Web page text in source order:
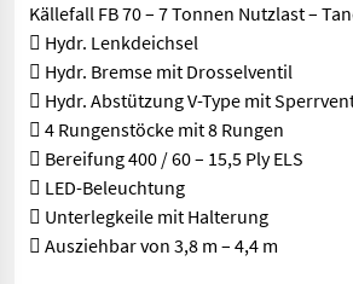
Källefall FB 70 – 7 Tonnen Nutzlast –
 Hydr. Lenkdeichsel
 Hydr. Bremse mit Drosselventil
 Hydr. Abstützung V-Type mit
 4 Rungenstöcke mit 8 Rungen
 Bereifung 400 / 60 – 15,5 Ply ELS
 LED-Beleuchtung
 Unterlegkeile mit Halterung
 Ausziehbar von 3,8 m – 4,4 m